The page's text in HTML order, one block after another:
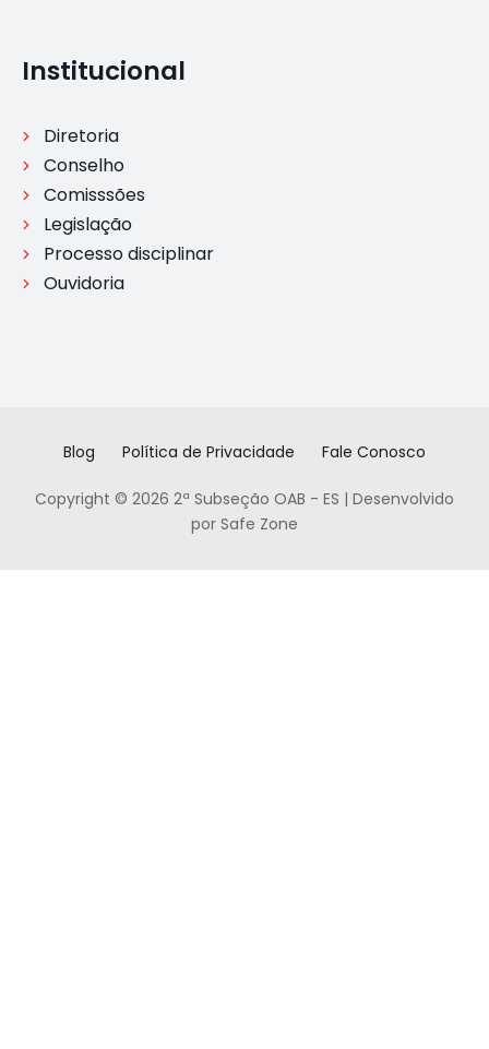
Institucional
Diretoria
Conselho
Comisssões
Legislação
Processo disciplinar
Ouvidoria
Blog Política de Privacidade Fale Conosco
Copyright © 2026 2ª Subseção OAB - ES | Desenvolvido
por Safe Zone